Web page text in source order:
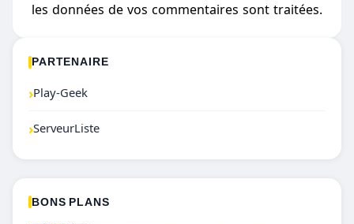
les données de vos commentaires sont traitées.
PARTENAIRE
›Play-Geek
›ServeurListe
BONS PLANS